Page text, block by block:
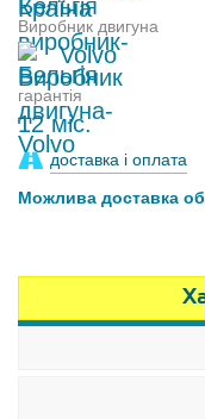
Виробник двигуна
Volvo
гарантія
12 міс.
доставка і оплата
Можлива доставка